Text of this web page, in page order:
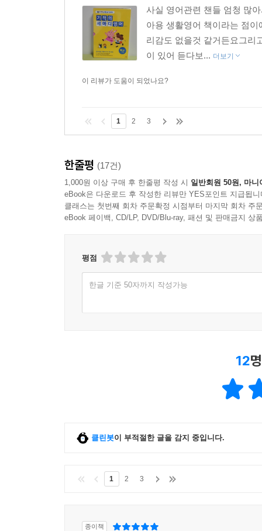
사실 영어관련 챈들 엄청 많
아용 생활영어 책이라는 점
리감도 없을것 같거든요그리
이 있어 듣다보... 더보기
이 리뷰가 도움이 되었나요?
1 2 3
한줄평 (17건)
1,000원 이상 구매 후 한줄평 작성 시 일반회원 50원, 마니
eBook은 다운로드 후 작성한 리뷰만 YES포인트 지급됩니
클래스는 첫번째 회차 주문확정 시점부터 마지막 회차 주
eBook 페이백, CD/LP, DVD/Blu-ray, 패션 및 판매금지 상
평점
한글 기준 50자까지 작성가능
12
클린봇이 부적절한 글을 감지 중입니다.
1 2 3
종이책